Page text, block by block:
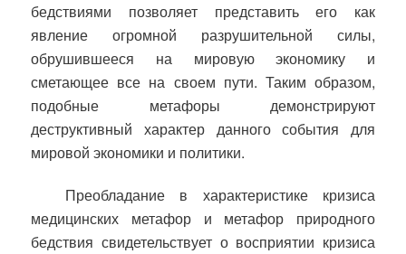
бедствиями позволяет представить его как
явление огромной разрушительной силы,
обрушившееся на мировую экономику и
сметающее все на своем пути. Таким образом,
подобные метафоры демонстрируют
деструктивный характер данного события для
мировой экономики и политики.
Преобладание в характеристике кризиса
медицинских метафор и метафор природного
бедствия свидетельствует о восприятии кризиса